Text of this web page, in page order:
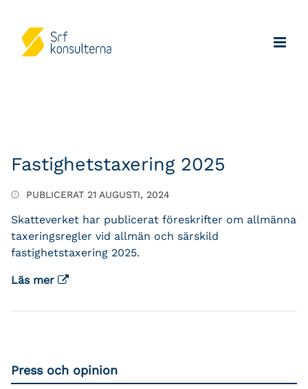
Fastighetstaxering 2025
PUBLICERAT 21 AUGUSTI, 2024
Skatteverket har publicerat föreskrifter om allmänna
taxeringsregler vid allmän och särskild
fastighetstaxering 2025.
Läs mer
Press och opinion